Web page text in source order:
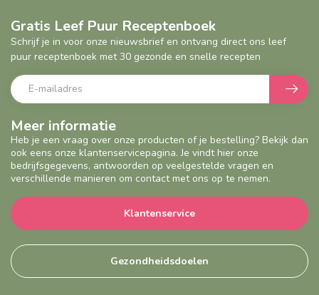
Meer informatie
Heb je een vraag over onze producten of je bestelling? Bekijk dan
ook eens onze klantenservicepagina. Je vindt hier onze
bedrijfsgegevens, antwoorden op veelgestelde vragen en
verschillende manieren om contact met ons op te nemen.
Klantenservice
Gezondheidsdoelen
Gratis Leef Puur Receptenboek
Schrijf je in voor onze nieuwsbrief en ontvang direct ons leef
puur receptenboek met 30 gezonde en snelle recepten